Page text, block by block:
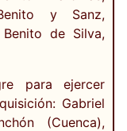
y Sanz,
de Silva,
para ejercer
Gabriel
(Cuenca),